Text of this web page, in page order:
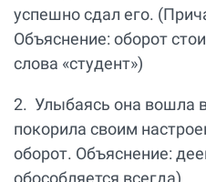
успешно сдал его.
Объяснение: оборот
слова «студент»)
2. Улыбаясь она вошла
покорила своим
оборот. Объяснение:
обособляется всегда)